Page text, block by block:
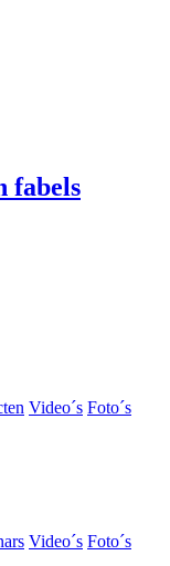
fabels
Video´s Foto´s
Video´s Foto´s